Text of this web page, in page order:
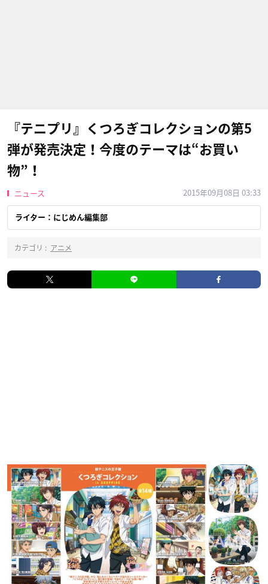
『テニプリ』くつろぎコレクションの第5
弾が発売決定！今度のテーマは“お買い
物”！
ニュース 2015年09月08日 03:33
ライター：にじめん編集部
カテゴリ : アニメ